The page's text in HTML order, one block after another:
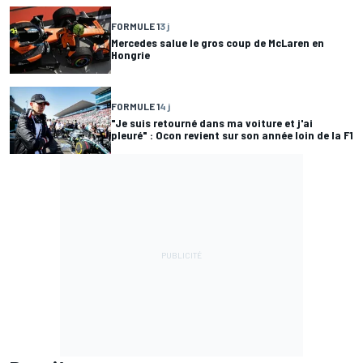
FORMULE 13 j
Mercedes salue le gros coup de McLaren en
Hongrie
FORMULE 14 j
"Je suis retourné dans ma voiture et j'ai
pleuré" : Ocon revient sur son année loin de la F1